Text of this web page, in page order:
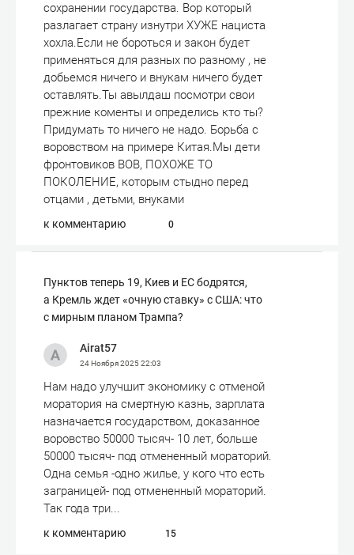
сохранении государства. Вор который
разлагает страну изнутри ХУЖЕ нациста
хохла.Если не бороться и закон будет
применяться для разных по разному , не
добьемся ничего и внукам ничего будет
оставлять.Ты авылдаш посмотри свои
прежние коменты и определись кто ты?
Придумать то ничего не надо. Борьба с
воровством на примере Китая.Мы дети
фронтовиков ВОВ, ПОХОЖЕ ТО
ПОКОЛЕНИЕ, которым стыдно перед
отцами , детьми, внуками
к комментарию 0
Пунктов теперь 19, Киев и ЕС бодрятся,
а Кремль ждет «очную ставку» с США: что
с мирным планом Трампа?
Airat57
24 Ноября 202522:03
Нам надо улучшит экономику с отменой
моратория на смертную казнь, зарплата
назначается государством, доказанное
воровство 50000 тысяч- 10 лет, больше
50000 тысяч- под отмененный мораторий.
Одна семья -одно жилье, у кого что есть
заграницей- под отмененный мораторий.
Так года три...
к комментарию 15